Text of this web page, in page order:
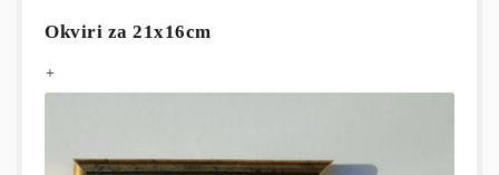
Okviri za 21x16cm
+